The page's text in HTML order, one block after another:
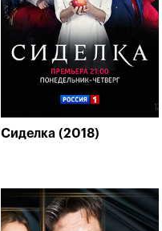
Сиделка (2018)